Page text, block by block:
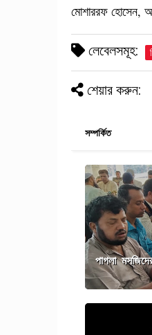
মোশাররফ হোসেন,
লেবেলসমূহ:
শেয়ার করুন:
সম্পর্কিত
পাগলা